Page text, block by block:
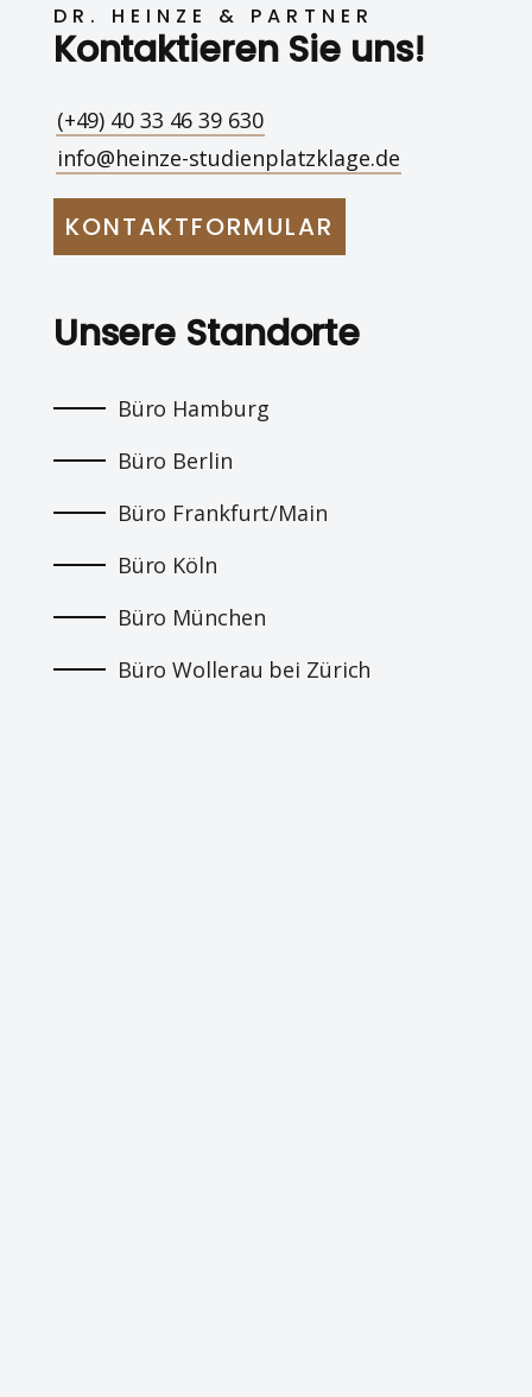
DR. HEINZE & PARTNER
Kontaktieren Sie uns!
(+49) 40 33 46 39 630
info@heinze-studienplatzklage.de
KONTAKTFORMULAR
Unsere Standorte
Büro Hamburg
Büro Berlin
Büro Frankfurt/Main
Büro Köln
Büro München
Büro Wollerau bei Zürich